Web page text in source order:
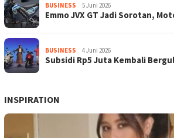
BUSINESS 5 Juni 2026
Emmo JVX GT Jadi Sorotan,
BUSINESS 4 Juni 2026
Subsidi Rp5 Juta Kembali
INSPIRATION